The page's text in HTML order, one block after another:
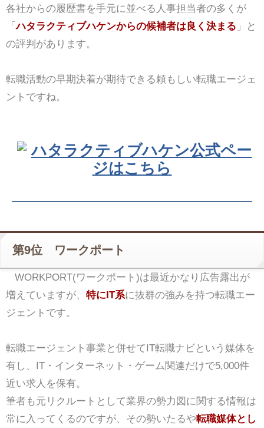
各社からの履歴書を手元に並べる人事担当者の多くが
「ハタラクティブハケンからの候補者は良く決まる 」と
の評判があります。
転職活動の早期決着が期待できる頼もしい転職エージェ
ントですね。
ハタラクティブハケン公式ペー
ジはこちら
第9位 ワークポート
WORKPORT(ワークポート)は最近かなり広告露出が
増えていますが、 特にIT系に抜群の強みを持つ転職エー
ジェントです。
転職エージェント事業と併せてIT転職ナビという媒体を
有し、IT・インターネット・ゲーム関連だけで5,000件
近い求人を保有。
筆者も元リクルートとして業界の勢力図に関する情報は
常に入ってくるのですが、その勢いたるや転職媒体とし